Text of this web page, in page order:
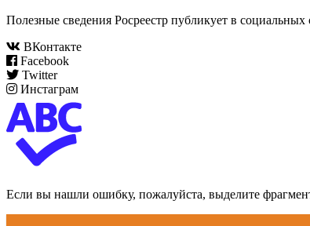
Полезные сведения Росреестр публикует в социальных
ВКонтакте
Facebook
Twitter
Инстаграм
Если вы нашли ошибку, пожалуйста, выделите